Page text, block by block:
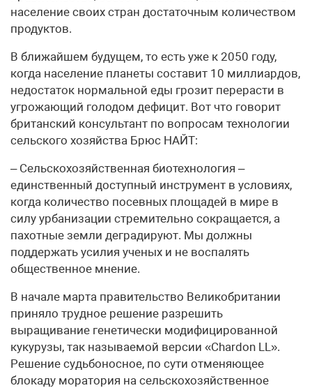
население своих стран достаточным количеством
продуктов.
В ближайшем будущем, то есть уже к 2050 году,
когда население планеты составит 10 миллиардов,
недостаток нормальной еды грозит перерасти в
угрожающий голодом дефицит. Вот что говорит
британский консультант по вопросам технологии
сельского хозяйства Брюс НАЙТ:
– Сельскохозяйственная биотехнология –
единственный доступный инструмент в условиях,
когда количество посевных площадей в мире в
силу урбанизации стремительно сокращается, а
пахотные земли деградируют. Мы должны
поддержать усилия ученых и не воспалять
общественное мнение.
В начале марта правительство Великобритании
приняло трудное решение разрешить
выращивание генетически модифицированной
кукурузы, так называемой версии «Chardon LL».
Решение судьбоносное, по сути отменяющее
блокаду моратория на сельскохозяйственное